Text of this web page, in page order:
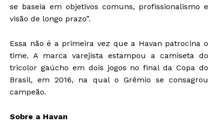
se baseia em objetivos comuns, profissionalismo e
visão de longo prazo”.
Essa não é a primeira vez que a Havan patrocina o
time. A marca varejista estampou a camiseta do
tricolor gaúcho em dois jogos no final da Copa do
Brasil, em 2016, na qual o Grêmio se consagrou
campeão.
Sobre a Havan